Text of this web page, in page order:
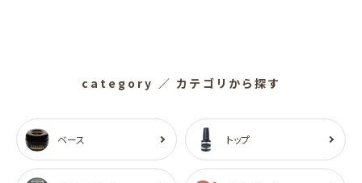
category ／ カテゴリから探す
ベース トップ